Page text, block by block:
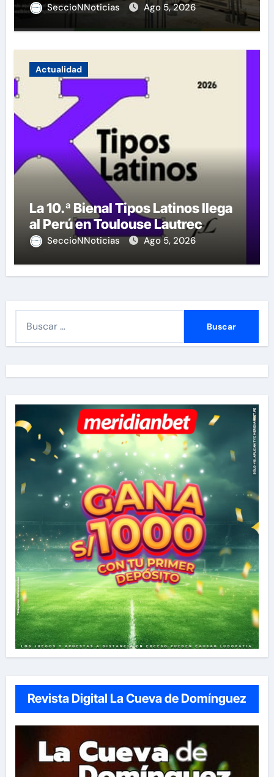
SeccioNNoticias Ago 5, 2026
Actualidad
La 10.ª Bienal Tipos Latinos llega
al Perú en Toulouse Lautrec
SeccioNNoticias Ago 5, 2026
r
:
Revista Digital La Cueva de Domínguez